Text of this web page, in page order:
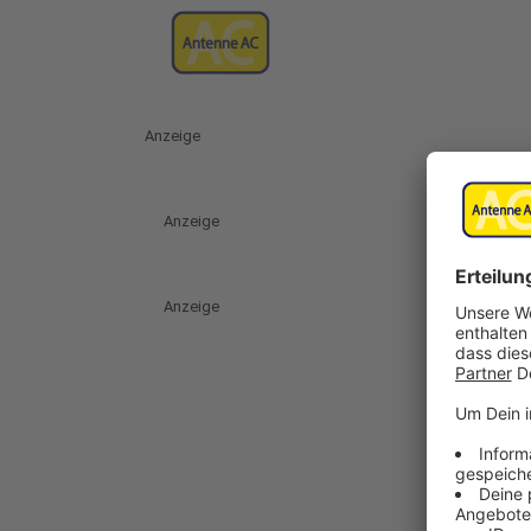
Anzeige
Anzeige
Anzeige